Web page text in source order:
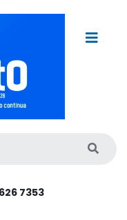
7353